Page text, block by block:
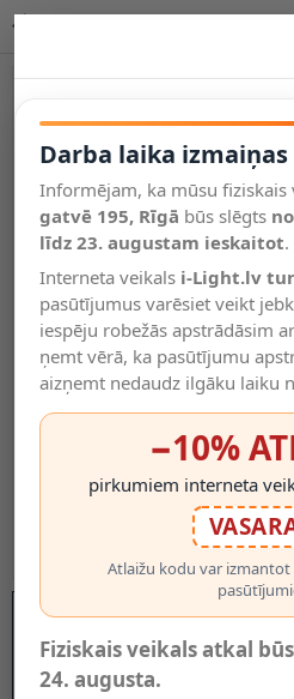
Salīdzināt
Vēlmju
saraksts
Valodas
Darba laika izmaiņas
Informējam, ka mūsu fiziskais
gatvē 195, Rīgā būs slēgts
līdz 23. augustam ieskaitot.
Interneta veikals i-Light.lv
pasūtījumus varēsiet veikt
iespēju robežās apstrādāsim
ņemt vērā, ka pasūtījumu
aizņemt nedaudz ilgāku laiku
−10%
pirkumiem interneta
Atlaižu kodu var
Fiziskais veikals atkal
24. augusta.